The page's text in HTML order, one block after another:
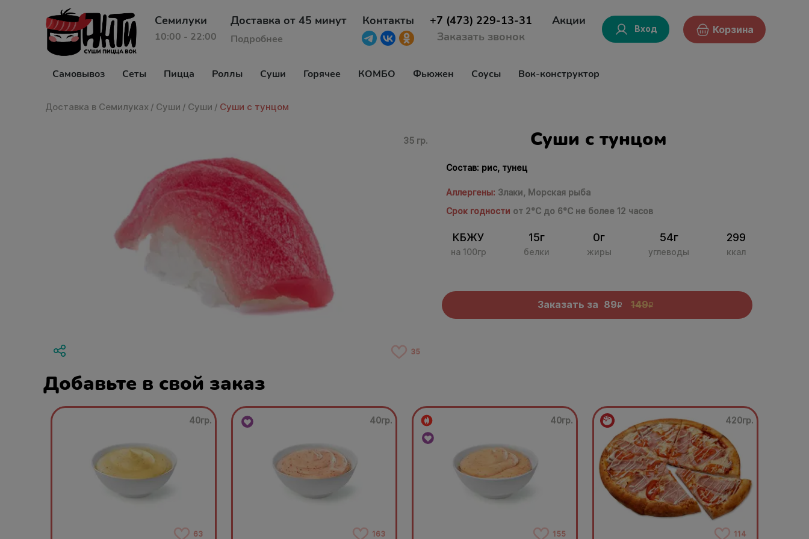
Семилуки
10:00 - 22:00
Доставка от 45 минут
Подробнее
Контакты
+7 (473) 229-13-31
Заказать звонок
Акции
Вход Корзина
Самовывоз Сеты Пицца Роллы Суши Горячее КОМБО Фьюжен Соусы Вок-конструктор
Доставка в Семилуках / Суши / Суши / Суши с тунцом
35 гр.
35
Суши с тунцом
Состав: рис, тунец
Аллергены: Злаки, Морская рыба
Срок годности от 2°С до 6°С не более 12 часов
КБЖУ
на 100гр
15г
белки
0г
жиры
54г
углеводы
299
ккал
Заказать за 89R 149R
Добавьте в свой заказ
40гр.
63
40гр.
163
40гр.
155
420гр.
114